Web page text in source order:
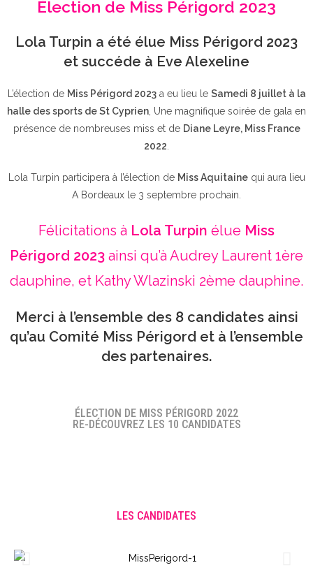
Élection de Miss Périgord 2023
Lola Turpin a été élue Miss Périgord 2023
et succéde à Eve Alexeline
L’élection de Miss Périgord 2023a eu lieu le Samedi 8 juillet à la
halle des sports de St Cyprien , Une magnifique soirée de gala en
présence de nombreuses miss et de Diane Leyre, Miss France
2022
Lola Turpin participera à l’élection de Miss Aquitainequi aura lieu
A Bordeaux le 3 septembre prochain.
Félicitations à Lola Turpin élue Miss
Périgord 2023 ainsi qu’à Audrey Laurent 1ère
dauphine, et Kathy Wlazinski 2ème dauphine.
Merci à l’ensemble des 8 candidates ainsi
qu’au Comité Miss Périgord et à l’ensemble
des partenaires.
ÉLECTION DE MISS PÉRIGORD 2022
RE-DÉCOUVREZ LES 10 CANDIDATES
LES CANDIDATES